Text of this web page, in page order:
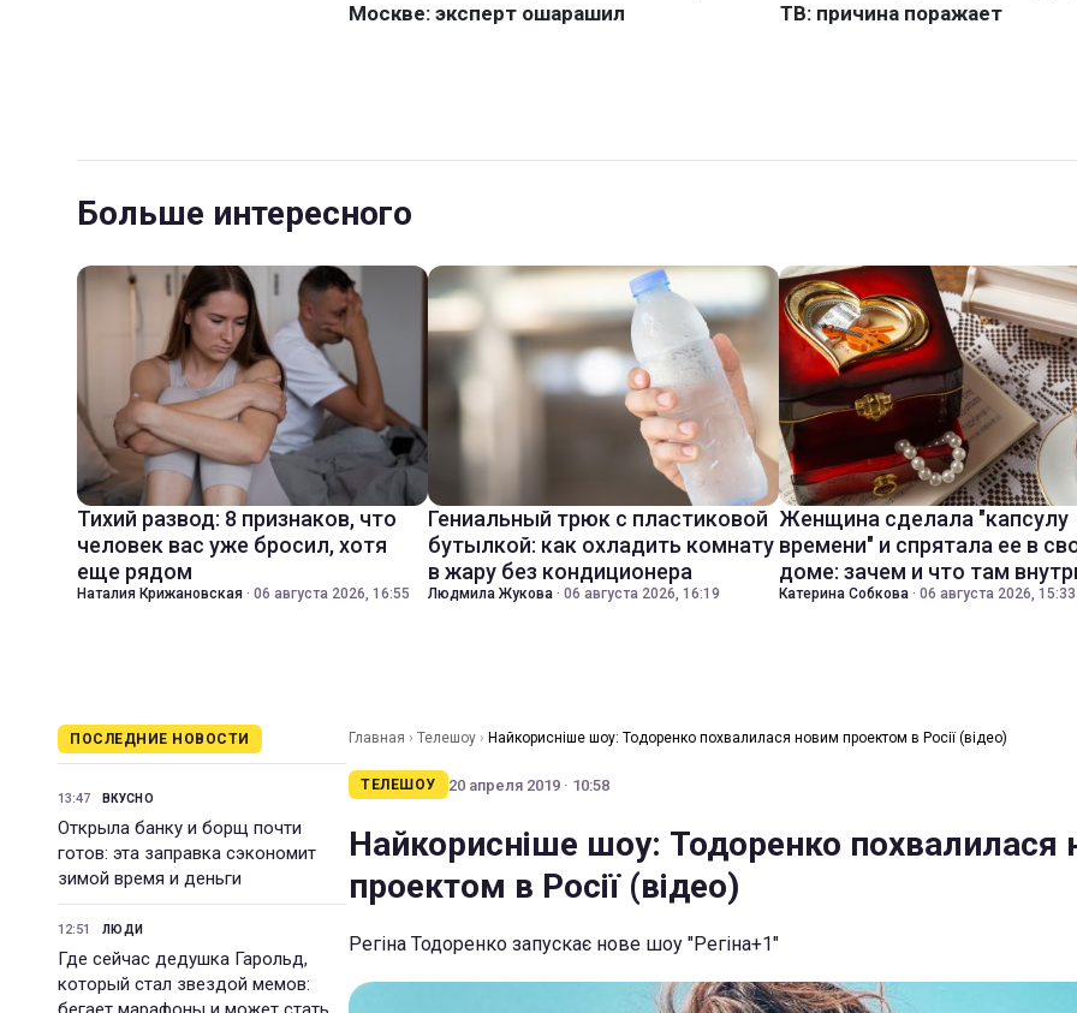
Больше интересного
Тихий развод: 8 признаков, что
человек вас уже бросил, хотя
еще рядом
Наталия Крижановская · 06 августа 2026, 16:55
Гениальный трюк с пластиковой
бутылкой: как охладить комнату
в жару без кондиционера
Людмила Жукова · 06 августа 2026, 16:19
Женщина сделала "капсулу
времени" и спрятала ее в
доме: зачем и что там
Катерина Собкова · 06 августа 2026, 15:33
ПОСЛЕДНИЕ НОВОСТИ
13:47 ВКУСНО
Открыла банку и борщ почти
готов: эта заправка сэкономит
зимой время и деньги
12:51 ЛЮДИ
Где сейчас дедушка Гарольд,
который стал звездой мемов:
Главная › Телешоу › Найкорисніше шоу: Тодоренко похвалилася новим проектом в Росії (відео)
ТЕЛЕШОУ 20 апреля 2019 · 10:58
Найкорисніше шоу: Тодоренко похвалилася
проектом в Росії (відео)
Регіна Тодоренко запускає нове шоу "Регіна+1"